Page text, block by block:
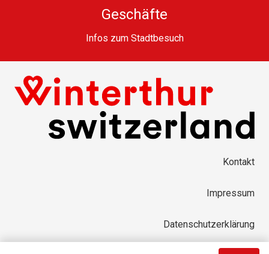
Geschäfte
Infos zum Stadtbesuch
Kontakt
Impressum
Datenschutzerklärung